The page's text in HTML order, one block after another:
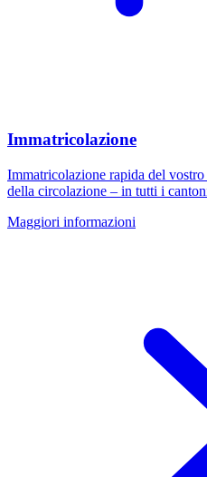
Immatricolazione
Immatricolazione rapida del
della circolazione – in tutti i
Maggiori informazioni